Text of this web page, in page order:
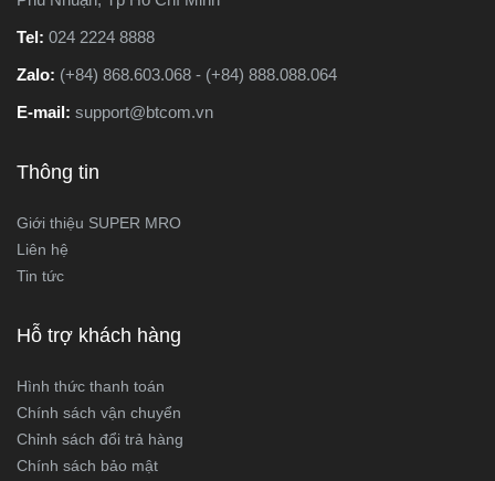
Tel: 024 2224 8888
Zalo: (+84) 868.603.068 - (+84) 888.088.064
E-mail: support@btcom.vn
Thông tin
Giới thiệu SUPER MRO
Liên hệ
Tin tức
Hỗ trợ khách hàng
Hình thức thanh toán
Chính sách vận chuyển
Chỉnh sách đổi trả hàng
Chính sách bảo mật